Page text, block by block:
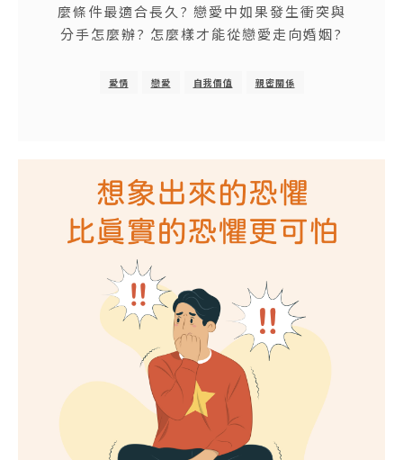
麼條件最適合長久? 戀愛中如果發生衝突與
分手怎麼辦? 怎麼樣才能從戀愛走向婚姻?
愛情 戀愛 自我價值 親密關係